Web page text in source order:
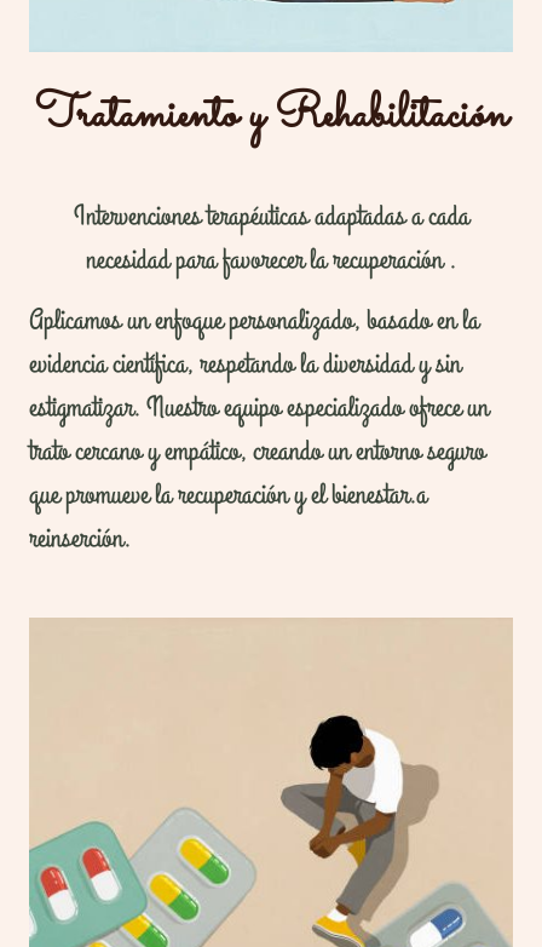
Tratamiento y Rehabilitación
Intervenciones terapéuticas adaptadas a cada
necesidad para favorecer la recuperación .
Aplicamos un enfoque personalizado, basado en la
evidencia científica, respetando la diversidad y sin
estigmatizar. Nuestro equipo especializado ofrece un
trato cercano y empático, creando un entorno seguro
que promueve la recuperación y el bienestar.a
reinserción.